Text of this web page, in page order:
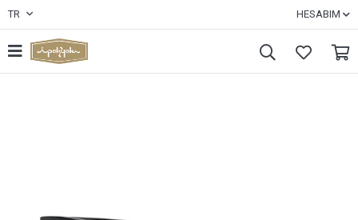
TR HESABIM